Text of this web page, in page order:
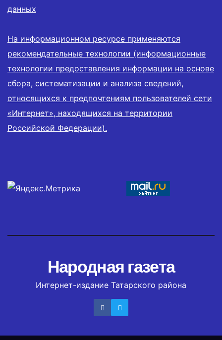
данных
На информационном ресурсе применяются
рекомендательные технологии (информационные
технологии предоставления информации на основе
сбора, систематизации и анализа сведений,
относящихся к предпочтениям пользователей сети
«Интернет», находящихся на территории
Российской Федерации).
Народная газета
Интернет-издание Татарского района